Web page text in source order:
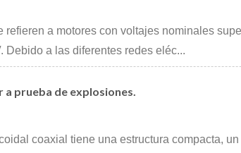
refieren a motores con voltajes nominales
Debido a las diferentes redes eléc...
prueba de explosiones.
coaxial tiene una estructura compacta,